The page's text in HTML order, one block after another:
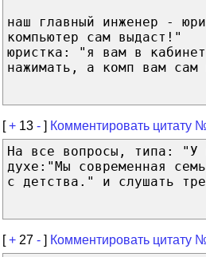
наш главный инженер -
компьютер сам выдаст!"
юристка: "я вам в
нажимать, а комп вам сам
[+ 13 - ] Комментировать цитату
На все вопросы, типа: "У
духе:"Мы современная
с детства." и слушать
[+ 27 - ] Комментировать цитату